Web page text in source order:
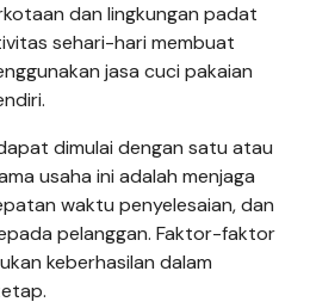
dan lingkungan padat
sehari-hari membuat
jasa cuci pakaian
dimulai dengan satu atau
usaha ini adalah menjaga
waktu penyelesaian, dan
pelanggan. Faktor-faktor
keberhasilan dalam